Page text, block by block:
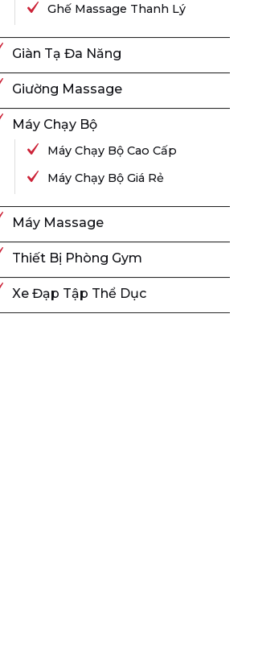
Ghế Massage Thanh Lý
Giàn Tạ Đa Năng
Giường Massage
Máy Chạy Bộ
Máy Chạy Bộ Cao Cấp
Máy Chạy Bộ Giá Rẻ
Máy Massage
Thiết Bị Phòng Gym
Xe Đạp Tập Thể Dục